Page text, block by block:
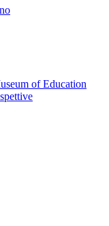
of Education